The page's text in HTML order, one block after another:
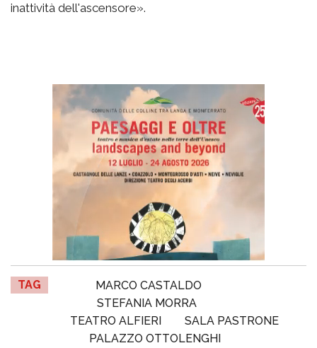
inattività dell'ascensore».
TAG
MARCO CASTALDO
STEFANIA MORRA
TEATRO ALFIERI
SALA PASTRONE
PALAZZO OTTOLENGHI